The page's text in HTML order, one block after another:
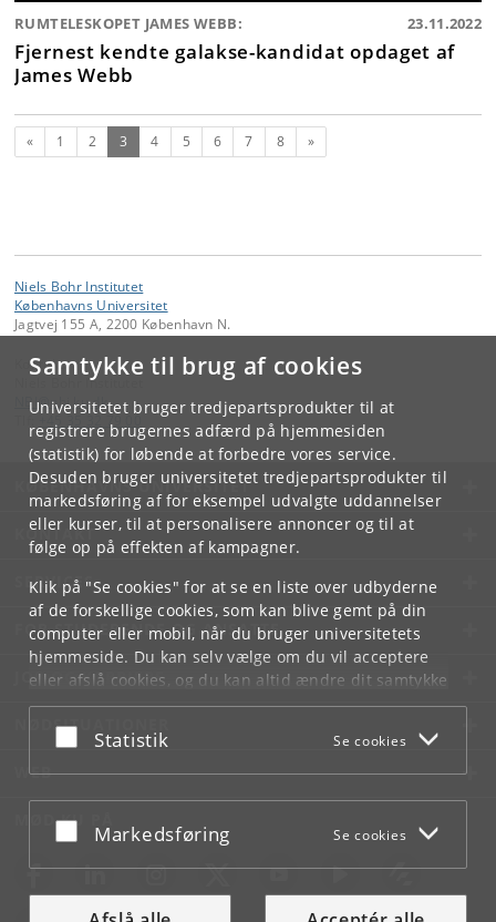
Samtykke til brug af cookies
Universitetet bruger tredjepartsprodukter til at
registrere brugernes adfærd på hjemmesiden
(statistik) for løbende at forbedre vores service.
Desuden bruger universitetet tredjepartsprodukter til
markedsføring af for eksempel udvalgte uddannelser
eller kurser, til at personalisere annoncer og til at
følge op på effekten af kampagner.
Klik på "Se cookies" for at se en liste over udbyderne
af de forskellige cookies, som kan blive gemt på din
computer eller mobil, når du bruger universitetets
hjemmeside. Du kan selv vælge om du vil acceptere
eller afslå cookies, og du kan altid ændre dit samtykke
underCookie- og privatlivspolitiksom du finder i
bunden af hver side.
Acceptér eller afslå
Statistik Se cookies
Acceptér eller afslå
Markedsføring Se cookies
RUMTELESKOPET JAMES WEBB: 23.11.2022
Fjernest kendte galakse-kandidat opdaget af
James Webb
Forrige
« 1 2 3 (nuværende)
4 5 6 7 8 Næste
»
Niels Bohr Institutet
Københavns Universitet
Jagtvej 155 A, 2200 København N.
Kontakt:
Niels Bohr Institutet
NBI@ nbi ku.dk
KØBENHAVNS UNIVERSITET
KONTAKT
SERVICES
FOR STUDERENDE OG ANSATTE
JOB OG KARRIERE
NØDSITUATIONER
WEB
MØD KU PÅ